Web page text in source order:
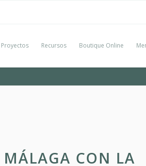
Proyectos Recursos Boutique Online
CON LA